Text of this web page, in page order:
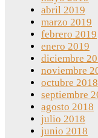
abril 2019
marzo 2019
febrero 2019
enero 2019
diciembre
noviembre
octubre 2018
septiembre
agosto 2018
julio 2018
junio 2018